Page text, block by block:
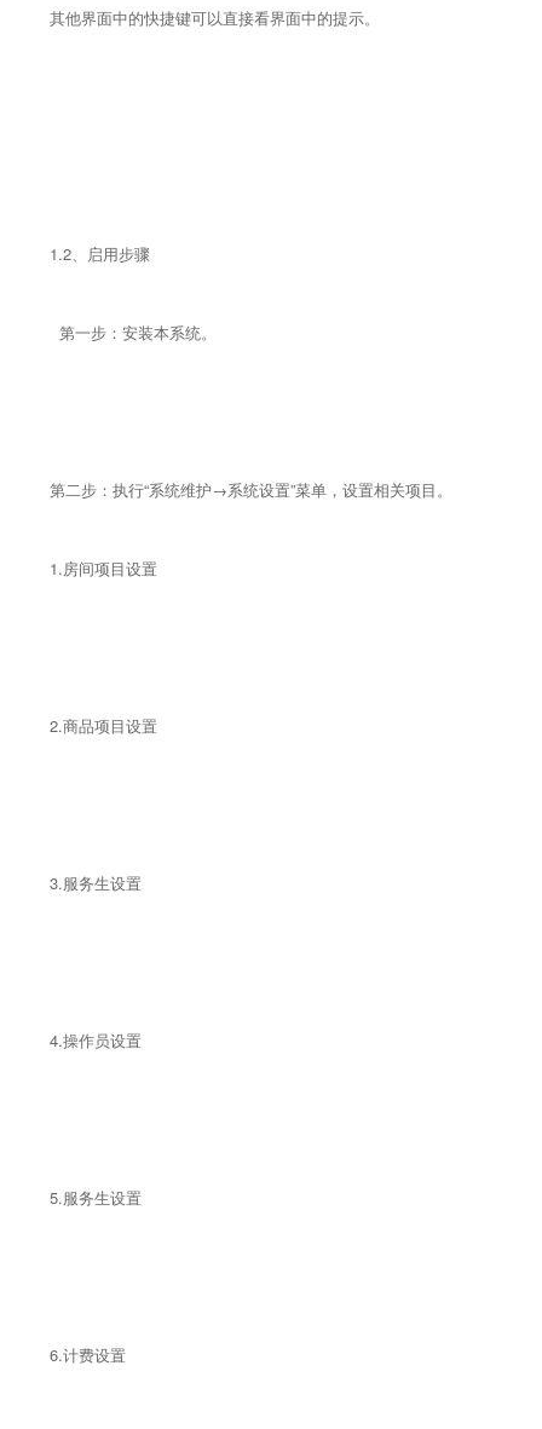
其他界面中的快捷键可以直接看界面中的提示。
1.2、启用步骤
第一步：安装本系统。
第二步：执行“系统维护→系统设置”菜单，设置相关项目。
1.房间项目设置
2.商品项目设置
3.服务生设置
4.操作员设置
5.服务生设置
6.计费设置